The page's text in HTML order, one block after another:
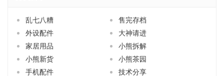
乱七八糟
售完存档
外设配件
大神请进
家居用品
小熊拆解
小熊新货
小熊茶园
手机配件
技术分享